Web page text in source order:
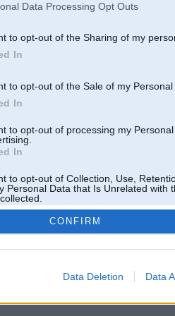
Data Processing Opt Outs
to opt-out of the Sharing of my
In
to opt-out of the Sale of my Personal
In
to opt-out of processing my
In
to opt-out of Collection, Use,
Personal Data that Is Unrelated with
Out
CONFIRM
Data Deletion Data
un nav saistīts ar